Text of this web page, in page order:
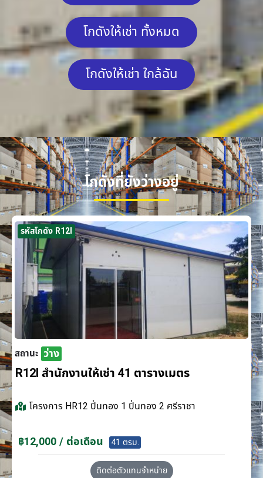
โกดังให้เช่า ทั้งหมด
โกดังให้เช่า ใกล้ฉัน
โกดังที่ยังว่างอยู่
รหัสโกดัง R12I
สถานะ ว่าง
R12I สำนักงานให้เช่า 41 ตารางเมตร
โครงการ HR12 ปิ่นทอง 1 ปิ่นทอง 2 ศรีราชา
฿12,000 / ต่อเดือน 41 ตรม.
ติดต่อตัวแทนจำหน่าย